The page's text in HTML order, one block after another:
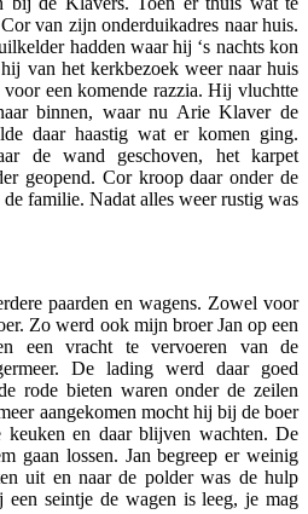
van zijn onderduikadres naar huis.
hadden waar hij ‘s nachts kon
van het kerkbezoek weer naar huis
een komende razzia. Hij vluchtte
binnen, waar nu Arie Klaver de
daar haastig wat er komen ging.
de wand geschoven, het karpet
geopend. Cor kroop daar onder de
familie. Nadat alles weer rustig was
paarden en wagens. Zowel voor
Zo werd ook mijn broer Jan op een
een vracht te vervoeren van de
De lading werd daar goed
rode bieten waren onder de zeilen
aangekomen mocht hij bij de boer
en daar blijven wachten. De
gaan lossen. Jan begreep er weinig
uit en naar de polder was de hulp
seintje de wagen is leeg, je mag